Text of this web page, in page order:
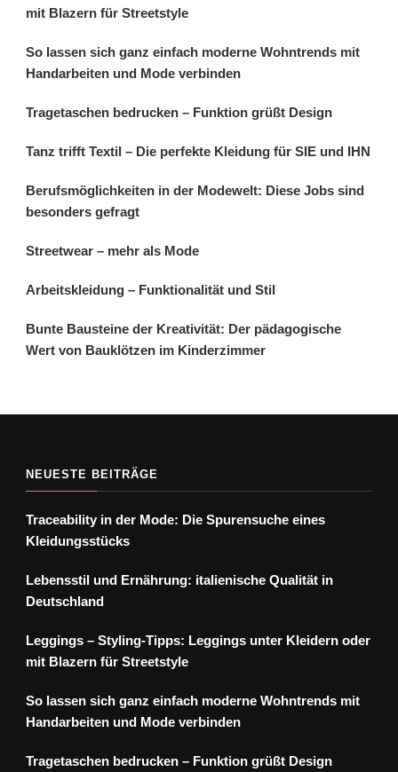
mit Blazern für Streetstyle
So lassen sich ganz einfach moderne Wohntrends mit
Handarbeiten und Mode verbinden
Tragetaschen bedrucken – Funktion grüßt Design
Tanz trifft Textil – Die perfekte Kleidung für SIE und IHN
Berufsmöglichkeiten in der Modewelt: Diese Jobs sind
besonders gefragt
Streetwear – mehr als Mode
Arbeitskleidung – Funktionalität und Stil
Bunte Bausteine der Kreativität: Der pädagogische
Wert von Bauklötzen im Kinderzimmer
NEUESTE BEITRÄGE
Traceability in der Mode: Die Spurensuche eines
Kleidungsstücks
Lebensstil und Ernährung: italienische Qualität in
Deutschland
Leggings – Styling-Tipps: Leggings unter Kleidern oder
mit Blazern für Streetstyle
So lassen sich ganz einfach moderne Wohntrends mit
Handarbeiten und Mode verbinden
Tragetaschen bedrucken – Funktion grüßt Design